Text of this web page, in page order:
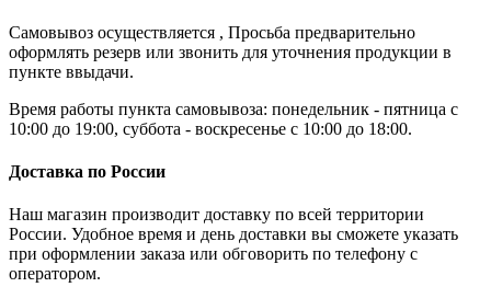
Самовывоз осуществляется , Просьба предварительно
оформлять резерв или звонить для уточнения продукции в
пункте ввыдачи.
Время работы пункта самовывоза: понедельник - пятница с
10:00 до 19:00, суббота - воскресенье с 10:00 до 18:00.
Доставка по России
Наш магазин производит доставку по всей территории
России. Удобное время и день доставки вы сможете указать
при оформлении заказа или обговорить по телефону с
оператором.